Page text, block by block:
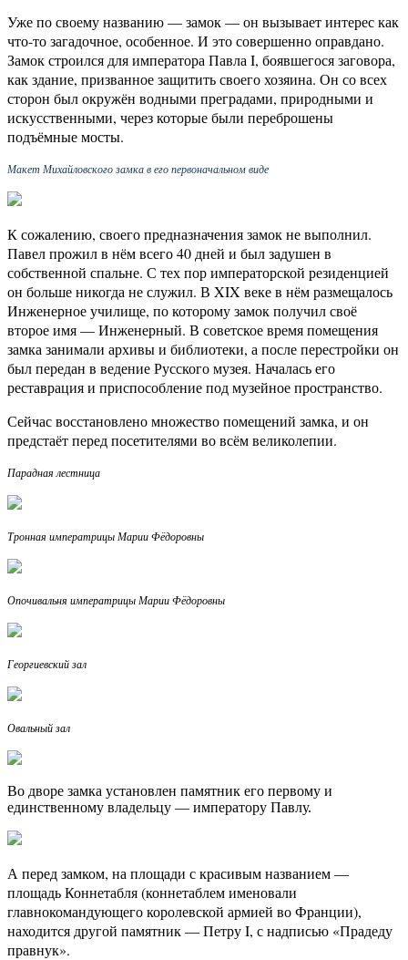
Уже по своему названию — замок — он вызывает интерес как
что-то загадочное, особенное. И это совершенно оправдано.
Замок строился для императора Павла I, боявшегося заговора,
как здание, призванное защитить своего хозяина. Он со всех
сторон был окружён водными преградами, природными и
искусственными, через которые были переброшены
подъёмные мосты.
Макет Михайловского замка в его первоначальном виде
К сожалению, своего предназначения замок не выполнил.
Павел прожил в нём всего 40 дней и был задушен в
собственной спальне. С тех пор императорской резиденцией
он больше никогда не служил. В XIX веке в нём размещалось
Инженерное училище, по которому замок получил своё
второе имя — Инженерный. В советское время помещения
замка занимали архивы и библиотеки, а после перестройки он
был передан в ведение Русского музея. Началась его
реставрация и приспособление под музейное пространство.
Сейчас восстановлено множество помещений замка, и он
предстаёт перед посетителями во всём великолепии.
Парадная лестница
Тронная императрицы Марии Фёдоровны
Опочивальня императрицы Марии Фёдоровны
Георгиевский зал
Овальный зал
Во дворе замка установлен памятник его первому и
единственному владельцу — императору Павлу.
А перед замком, на площади с красивым названием —
площадь Коннетабля (коннетаблем именовали
главнокомандующего королевской армией во Франции),
находится другой памятник — Петру I, с надписью «Прадеду
правнук».